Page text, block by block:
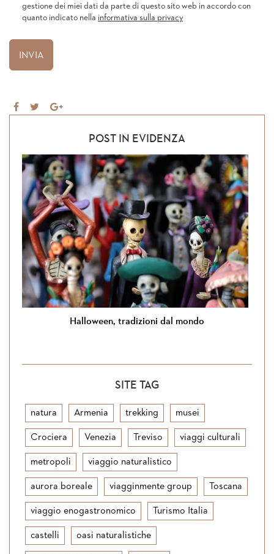
gestione dei miei dati da parte di questo sito web in accordo con
quanto indicato nella informativa sulla privacy
Share TweetShare
Google+POST IN EVIDENZA
Halloween, tradizioni dal mondo
SITE TAG
natura Armenia trekking musei
Crociera Venezia Treviso viaggi culturali
metropoli viaggio naturalistico
aurora boreale viagginmente group Toscana
viaggio enogastronomico Turismo Italia
castelli oasi naturalistiche